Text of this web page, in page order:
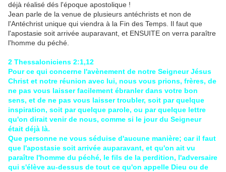
déjà réalisé dés l'époque apostolique !
Jean parle de la venue de plusieurs antéchrists et non de
l'Antéchrist unique qui viendra à la Fin des Temps. Il faut que
l'apostasie soit arrivée auparavant, et ENSUITE on verra paraître
l'homme du péché.
2 Thessaloniciens 2:1,12
Pour ce qui concerne l'avènement de notre Seigneur Jésus
Christ et notre réunion avec lui, nous vous prions, frères, de
ne pas vous laisser facilement ébranler dans votre bon
sens, et de ne pas vous laisser troubler, soit par quelque
inspiration, soit par quelque parole, ou par quelque lettre
qu'on dirait venir de nous, comme si le jour du Seigneur
était déjà là.
Que personne ne vous séduise d'aucune manière; car il faut
que l'apostasie soit arrivée auparavant, et qu'on ait vu
paraître l'homme du péché, le fils de la perdition, l'adversaire
qui s'élève au-dessus de tout ce qu'on appelle Dieu ou de